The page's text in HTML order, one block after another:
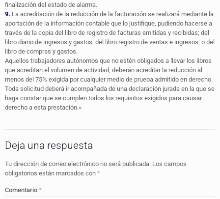
finalización del estado de alarma.
9. La acreditación de la reducción de la facturación se realizará mediante la
aportación de la información contable que lo justifique, pudiendo hacerse a
través de la copia del libro de registro de facturas emitidas y recibidas; del
libro diario de ingresos y gastos; del libro registro de ventas e ingresos; o del
libro de compras y gastos.
Aquellos trabajadores autónomos que no estén obligados a llevar los libros
que acreditan el volumen de actividad, deberán acreditar la reducción al
menos del 75% exigida por cualquier medio de prueba admitido en derecho.
Toda solicitud deberá ir acompañada de una declaración jurada en la que se
haga constar que se cumplen todos los requisitos exigidos para causar
derecho a esta prestación.»
Deja una respuesta
Tu dirección de correo electrónico no será publicada. Los campos
obligatorios están marcados con *
Comentario *